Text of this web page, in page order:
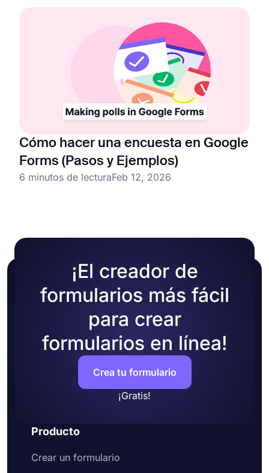
Cómo hacer una encuesta en Google
Forms (Pasos y Ejemplos)
6 minutos de lecturaFeb 12, 2026
¡El creador de
formularios más fácil
para crear
formularios en línea!
Crea tu formulario
¡Gratis!
Producto
Crear un formulario